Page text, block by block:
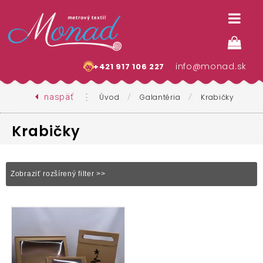
+421 917 106 227 info@monad.sk
naspäť ⋮ Úvod / Galantéria / Krabičky
Krabičky
Zobraziť rozšírený filter >>